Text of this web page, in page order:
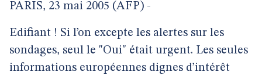
PARIS, 23 mai 2005 (AFP) -
Edifiant ! Si l’on excepte les alertes sur les
sondages, seul le "Oui" était urgent. Les seules
informations européennes dignes d’intérêt